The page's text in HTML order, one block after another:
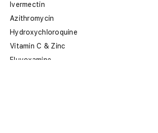
Ivermectin
Azithromycin
Hydroxychloroquine
Vitamin C & Zinc
Fluvoxamine